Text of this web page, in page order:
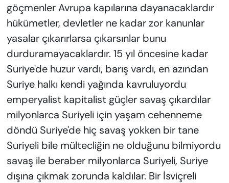
göçmenler Avrupa kapılarına dayanacaklardır
hükümetler, devletler ne kadar zor kanunlar
yasalar çıkarırlarsa çıkarsınlar bunu
durduramayacaklardır. 15 yıl öncesine kadar
Suriye'de huzur vardı, barış vardı, en azından
Suriye halkı kendi yağında kavruluyordu
emperyalist kapitalist güçler savaş çıkardılar
milyonlarca Suriyeli için yaşam cehenneme
döndü Suriye'de hiç savaş yokken bir tane
Suriyeli bile mültecliğin ne olduğunu bilmiyordu
savaş ile beraber milyonlarca Suriyeli, Suriye
dışına çıkmak zorunda kaldılar. Bir İsviçreli